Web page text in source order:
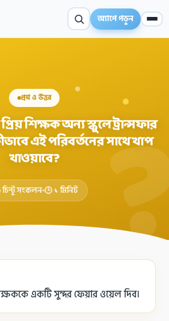
অ্যাপে পড়ুন
প্রশ্ন ও উত্তর
শিক্ষক অন্য স্কুলে ট্রান্সফার
এই পরিবর্তনের সাথে খাপ
খাওয়াবে?
সংকলন 🕒 ১ মিনিট
একটি সুন্দর ফেয়ার ওয়েল দিব।